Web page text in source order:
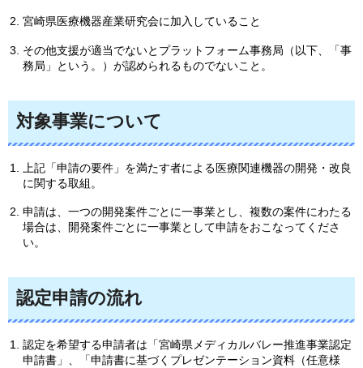
宮崎県医療機器産業研究会に加入していること
その他支援が適当でないとプラットフォーム事務局（以下、「事
務局」という。）が認められるものでないこと。
対象事業について
上記「申請の要件」を満たす者による医療関連機器の開発・改良
に関する取組。
申請は、一つの開発案件ごとに一事業とし、複数の案件にわたる
場合は、開発案件ごとに一事業として申請をおこなってくださ
い。
認定申請の流れ
認定を希望する申請者は「宮崎県メディカルバレー推進事業認定
申請書」、「申請書に基づくプレゼンテーション資料（任意様